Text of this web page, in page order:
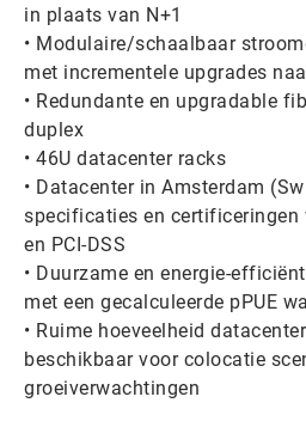
in plaats van N+1
• Modulaire/schaalbaar
met incrementele upgrades
• Redundante en upgradable
duplex
• 46U datacenter racks
• Datacenter in Amsterdam
specificaties en certificeringen
en PCI-DSS
• Duurzame en energie-
met een gecalculeerde pPUE
• Ruime hoeveelheid
beschikbaar voor colocatie
groeiverwachtingen